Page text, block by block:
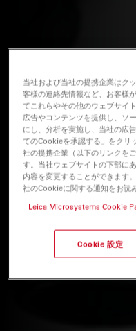
当社および当社の提携企業はク
客様の連絡先情報など、お客様
てこれらやその他のウェブサイ
広告やコンテンツを提供し、ソ
にし、分析を実施し、当社の広
てのCookieを承認する」をクリ
社の提携企業（以下のリンクを
す。当社ウェブサイトの下部に
内容を変更することができます
社のCookieに関する通知をお読
Leica Microsystems Cookie
Cookie 設定